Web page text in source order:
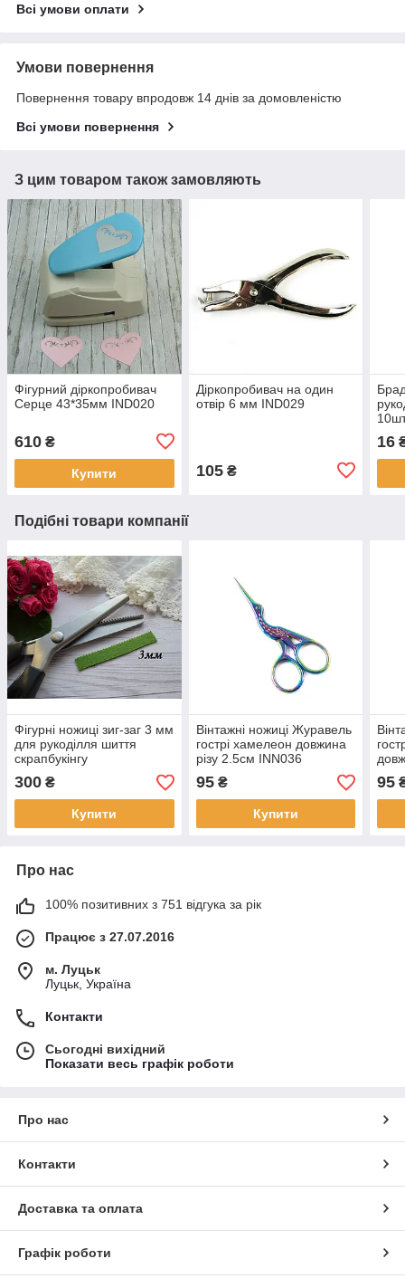
Всі умови оплати
Умови повернення
Повернення товару впродовж 14 днів за домовленістю
Всі умови повернення
З цим товаром також замовляють
Фігурний діркопробивач
Серце 43*35мм IND020
610 ₴
Купити
Діркопробивач на один
отвір 6 мм IND029
105₴
16
Подібні товари компанії
Фігурні ножиці зиг-заг 3 мм
для рукоділля шиття
скрапбукінгу
300 ₴
Купити
Вінтажні ножиці Журавель
гострі хамелеон довжина
різу 2.5см INN036
95₴
Купити
95
Про нас
100% позитивних з 751 відгука за рік
Працює з 27.07.2016
м. Луцьк
Луцьк, Україна
Контакти
Сьогодні вихідний
Показати весь графік роботи
Про нас
Контакти
Доставка та оплата
Графік роботи